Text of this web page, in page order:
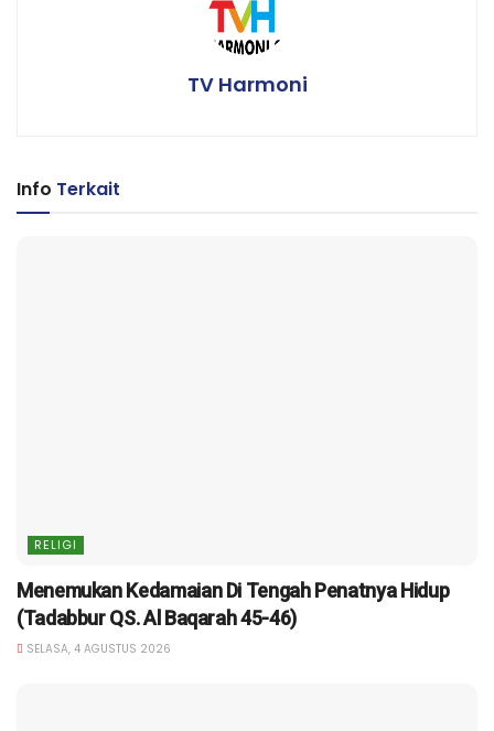
TV Harmoni
Info Terkait
RELIGI
Menemukan Kedamaian Di Tengah Penatnya Hidup
(Tadabbur QS. Al Baqarah 45-46)
SELASA, 4 AGUSTUS 2026